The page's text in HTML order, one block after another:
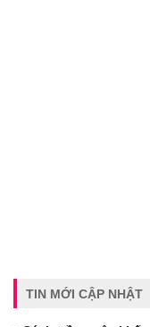
TIN MỚI CẬP NHẬT